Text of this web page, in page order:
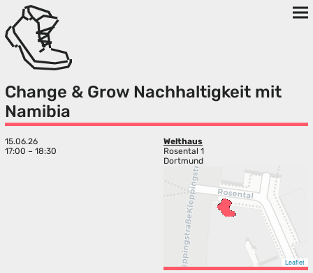
Change & Grow Nachhaltigkeit mit
Namibia
15.06.26
17:00 – 18:30
Welthaus
Rosental 1
Dortmund
Leaflet